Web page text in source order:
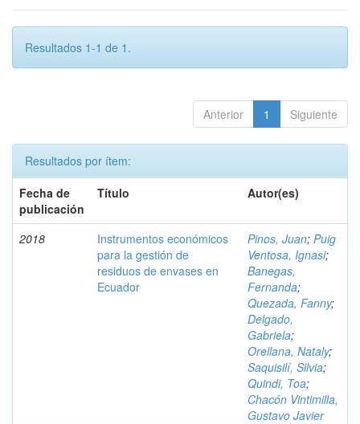
Resultados 1-1 de 1.
Anterior 1 Siguiente
Resultados por ítem:
Fecha de
publicación
Título Autor(es)
2018
Instrumentos económicos
para la gestión de
residuos de envases en
Ecuador
Pinos, Juan; Puig
Ventosa, Ignasi;
Banegas,
Fernanda;
Quezada, Fanny;
Delgado,
Gabriela;
Orellana, Nataly;
Saquisilí, Silvia;
Quindi, Toa;
Chacón Vintimilla,
Gustavo Javier